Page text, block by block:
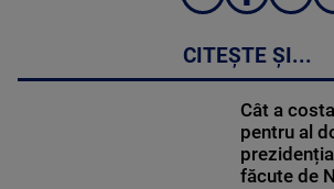
CITEȘTE ȘI...
Cât a
pentru al
făcute de